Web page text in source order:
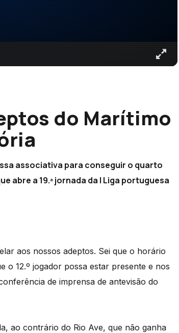
do Marítimo
associativa para conseguir o quarto
abre a 19.ª jornada da I Liga portuguesa
aos nossos adeptos. Sei que o horário
o 12.º jogador possa estar presente e nos
de imprensa de antevisão do
ao contrário do Rio Ave, que não ganha